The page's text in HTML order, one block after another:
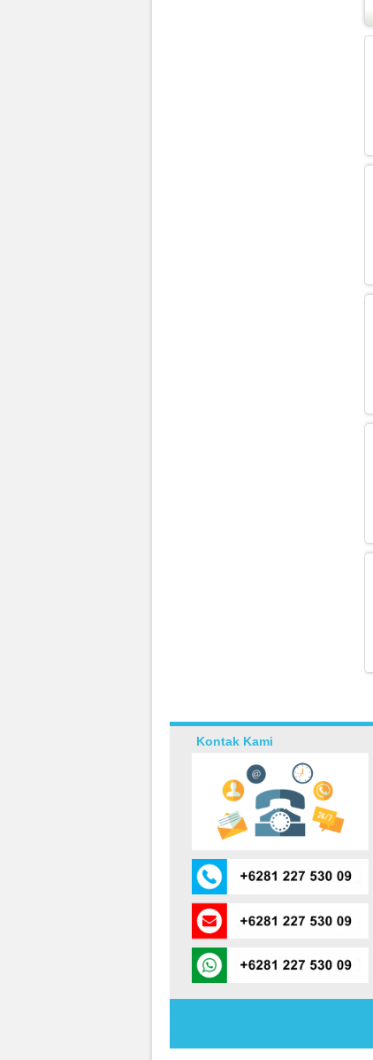
Kontak Kami